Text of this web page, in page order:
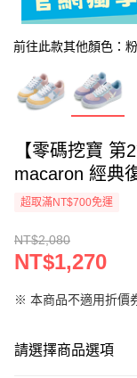
前往此款其他顏色：
【零碼挖寶
macaron 經典
超取滿NT$700免運
NT$2,080
NT$1,270
※ 本商品不適用折價
請選擇商品選項